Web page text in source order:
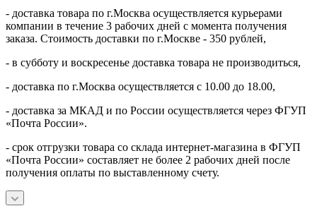
- доставка товара по г.Москва осуществляется курьерами
компании в течение 3 рабочих дней с момента получения
заказа. Стоимость доставки по г.Москве - 350 рублей,
- в субботу и воскресенье доставка товара не производиться,
- доставка по г.Москва осуществляется с 10.00 до 18.00,
- доставка за МКАД и по России осуществляется через ФГУП
«Почта России».
- срок отгрузки товара со склада интернет-магазина в ФГУП
«Почта России» составляет не более 2 рабочих дней после
получения оплаты по выставленному счету.